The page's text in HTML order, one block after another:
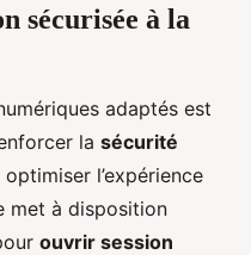
sécurisée à la
adaptés est
la sécurité
optimiser l’expérience
met à disposition
ouvrir session